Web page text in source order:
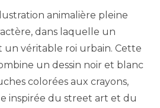
animalière pleine
dans laquelle un
un véritable roi urbain. Cette
un dessin noir et blanc
colorées aux crayons,
inspirée du street art et du